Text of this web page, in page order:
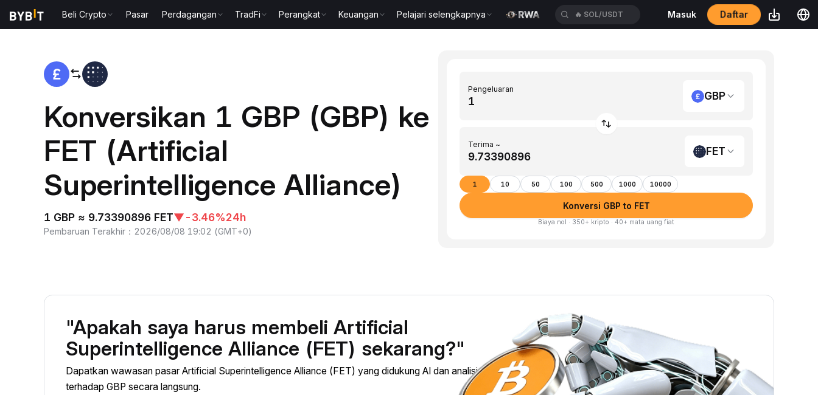
Beli Crypto Pasar Perdagangan TradFi Perangkat Keuangan Pelajari selengkapnya 🔥 SOL/USDT Masuk Daftar
Konversikan 1 GBP (GBP) ke
FET (Artificial
Superintelligence Alliance)
1 GBP ≈ 9.73390896 FET▼-3.46%24h
Pembaruan Terakhir ： 2026/08/08 19:02 (GMT+0)
Pengeluaran
GBP
Terima ~
FET
1 10 50 100 500 1000 10000
Konversi GBP to FET
Biaya nol · 350+ kripto · 40+ mata uang fiat
"Apakah saya harus membeli Artificial
Superintelligence Alliance (FET) sekarang?"
Dapatkan wawasan pasar Artificial Superintelligence Alliance (FET) yang didukung AI dan analisis harga FET
terhadap GBP secara langsung.